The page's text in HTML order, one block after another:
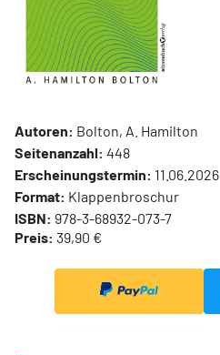
Autoren: Bolton, A. Hamilton
Seitenanzahl: 448
Erscheinungstermin: 11.06.2026
Format: Klappenbroschur
ISBN: 978-3-68932-073-7
Preis: 39,90 €